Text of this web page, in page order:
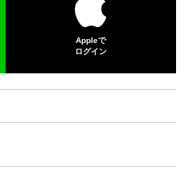
Appleで
ログイン